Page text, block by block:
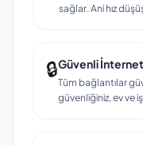
sağlar. Ani hız
🔒Güvenli İnternet
Tüm bağlantılar
güvenliğiniz, ev ve